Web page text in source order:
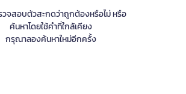
วจสอบตัวสะกดว่าถูกต้องหรือไม่ หรือ
ค้นหาโดยใช้คำที่ใกล้เคียง
กรุณาลองค้นหาใหม่อีกครั้ง